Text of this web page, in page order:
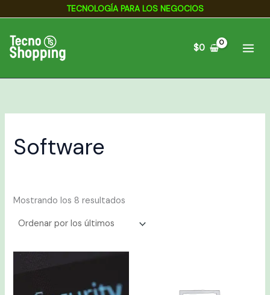
contenido
TECNOLOGÍA PARA LOS NEGOCIOS
$0
Software
Mostrando los 8 resultados
Ordenado
por
los